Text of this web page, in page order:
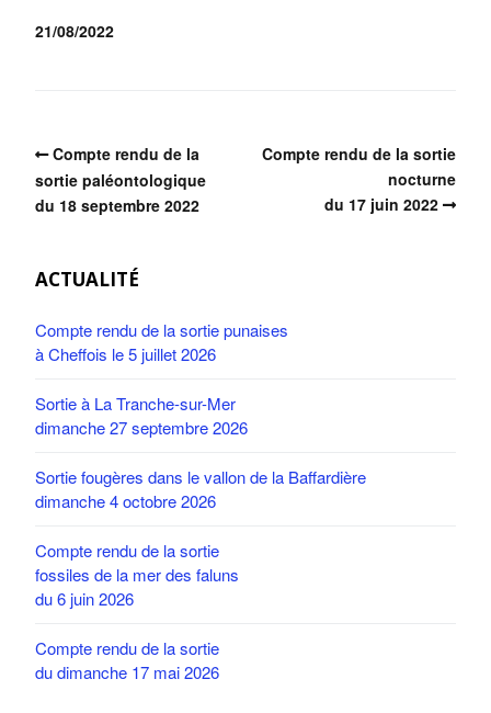
21/08/2022
Compte rendu de la
sortie paléontologique
du 18 septembre 2022
Compte rendu de la sortie
nocturne
du 17 juin 2022
ACTUALITÉ
Compte rendu de la sortie punaises
à Cheffois le 5 juillet 2026
Sortie à La Tranche-sur-Mer
dimanche 27 septembre 2026
Sortie fougères dans le vallon de la Baffardière
dimanche 4 octobre 2026
Compte rendu de la sortie
fossiles de la mer des faluns
du 6 juin 2026
Compte rendu de la sortie
du dimanche 17 mai 2026